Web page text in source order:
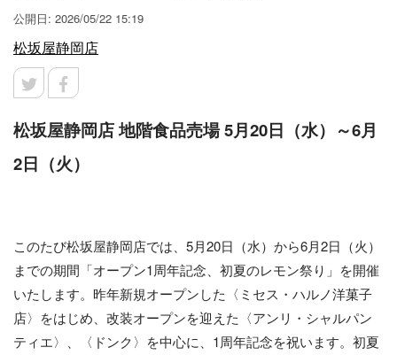
公開日: 2026/05/22 15:19
松坂屋静岡店
松坂屋静岡店 地階食品売場 5月20日（水）～6月
2日（火）
このたび松坂屋静岡店では、5月20日（水）から6月2日（火）
までの期間「オープン1周年記念、初夏のレモン祭り」を開催
いたします。昨年新規オープンした〈ミセス・ハルノ洋菓子
店〉をはじめ、改装オープンを迎えた〈アンリ・シャルパン
ティエ〉、〈ドンク〉を中心に、1周年記念を祝います。初夏